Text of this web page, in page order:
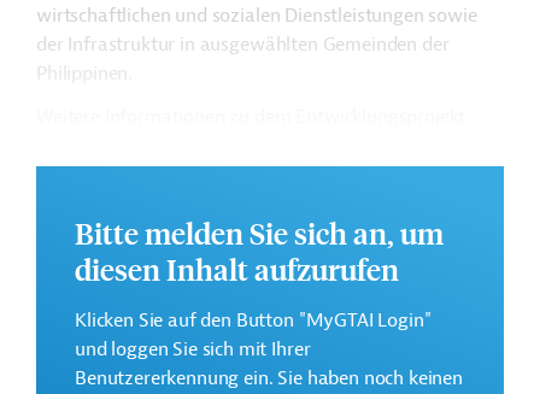
wirtschaftlichen und sozialen Dienstleistungen sowie
der Infrastruktur in ausgewählten Gemeinden der
Philippinen.
Gesamtkosten:
4 Millionen US-Dollar
Geberbeitrag:
4 Millionen US-Dollar (beantragt)
Bitte melden Sie sich an, um
diesen Inhalt aufzurufen
Klicken Sie auf den Button "MyGTAI Login"
und loggen Sie sich mit Ihrer
Benutzererkennung ein. Sie haben noch keinen